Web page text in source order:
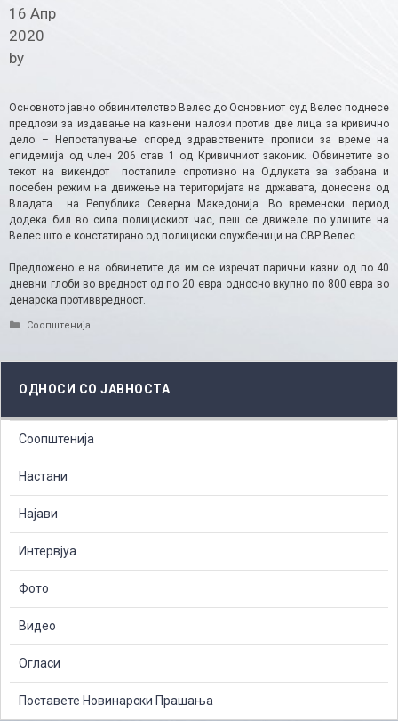
16 Апр
2020
by
Основното јавно обвинителство Велес до Основниот суд Велес поднесе
предлози за издавање на казнени налози против две лица за кривично
дело – Непостапување според здравствените прописи за време на
епидемија од член 206 став 1 од Кривичниот законик. Обвинетите во
текот на викендот постапиле спротивно на Одлуката за забрана и
посебен режим на движење на територијата на државата, донесена од
Владата на Република Северна Македонија. Во временски период
додека бил во сила полицискиот час, пеш се движеле по улиците на
Велес што е констатирано од полициски службеници на СВР Велес.
Предложено е на обвинетите да им се изречат парични казни од по 40
дневни глоби во вредност од по 20 евра односно вкупно по 800 евра во
денарска противвредност.​
Categories
Соопштенија
ОДНОСИ СО ЈАВНОСТА
Соопштенија
Настани
Најави
Интервјуа
Фото
Видео
Огласи
Поставете Новинарски Прашања